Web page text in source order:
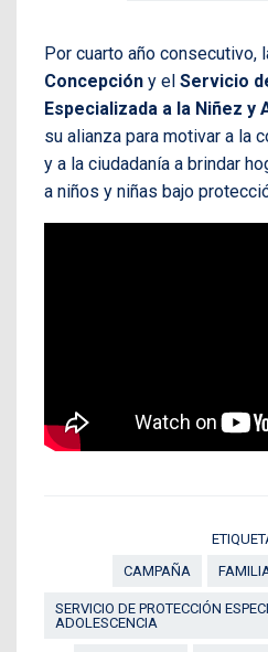
Por cuarto año consecutivo,
Concepción y el Servicio
Especializada a la Niñez y
su alianza para motivar a la
y a la ciudadanía a brindar
a niños y niñas bajo
CAMPAÑA
SERVICIO DE PROTECCIÓN
ADOLESCENCIA